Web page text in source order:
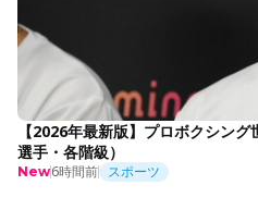
【2026年最新版】プロボクシン
選手・各階級）
New6時間前 スポーツ